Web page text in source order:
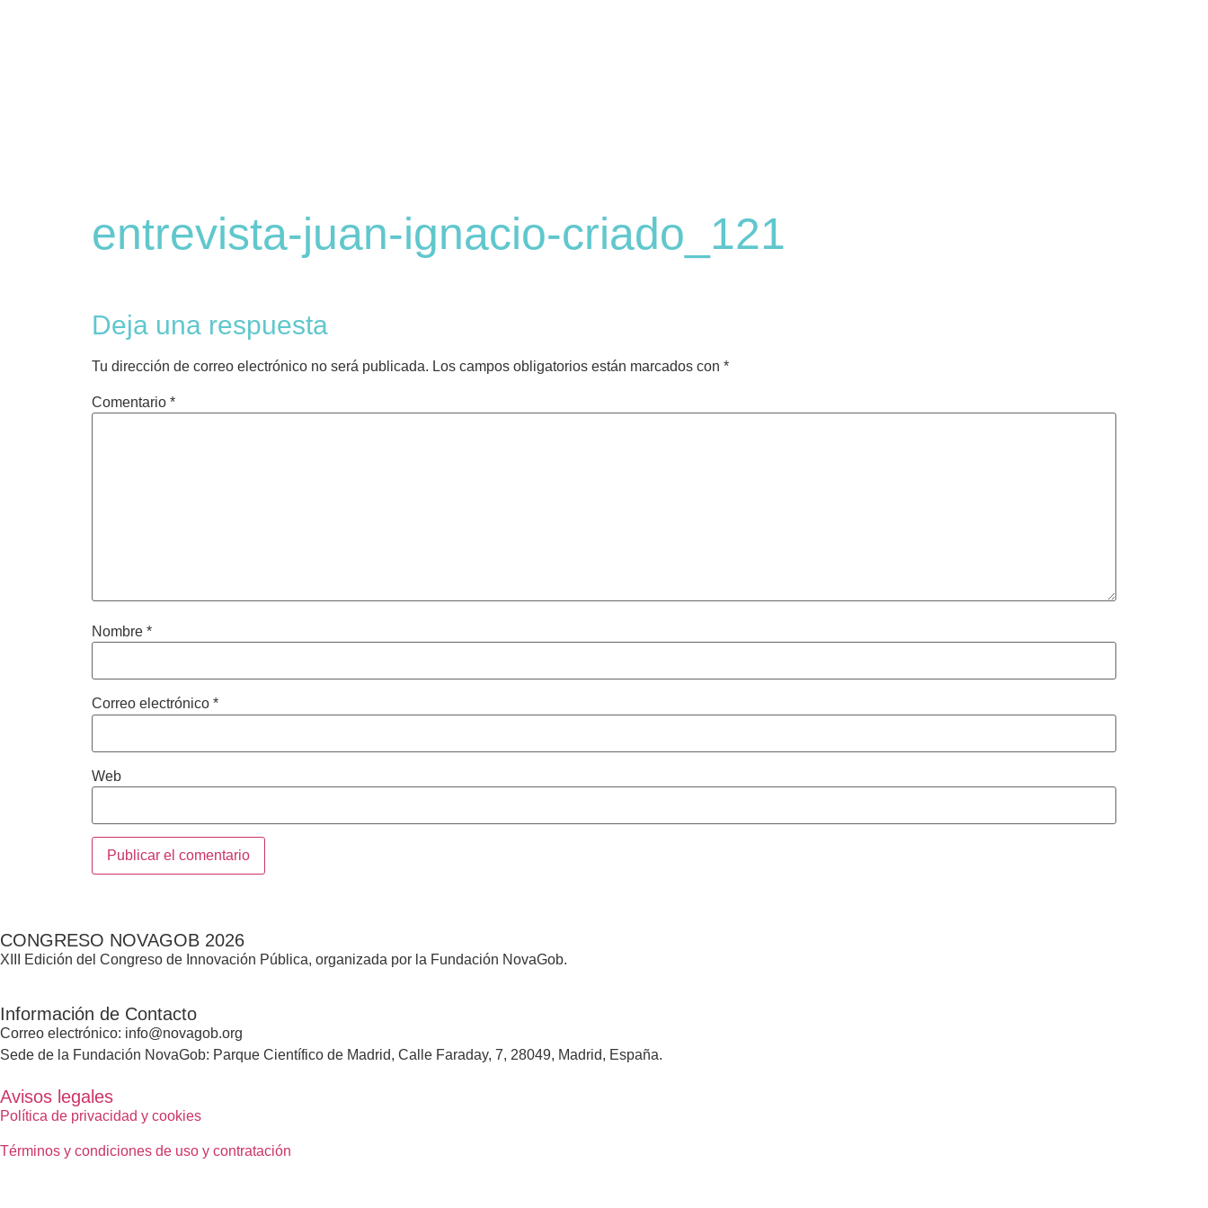
entrevista-juan-ignacio-criado_121
Deja una respuesta
Tu dirección de correo electrónico no será publicada. Los campos obligatorios están marcados con *
Comentario *
Nombre *
Correo electrónico *
Web
CONGRESO NOVAGOB 2026
XIII Edición del Congreso de Innovación Pública, organizada por la Fundación NovaGob.
Información de Contacto
Correo electrónico: info@novagob.org
Sede de la Fundación NovaGob: Parque Científico de Madrid, Calle Faraday, 7, 28049, Madrid, España.
Avisos legales
Política de privacidad y cookies
Términos y condiciones de uso y contratación